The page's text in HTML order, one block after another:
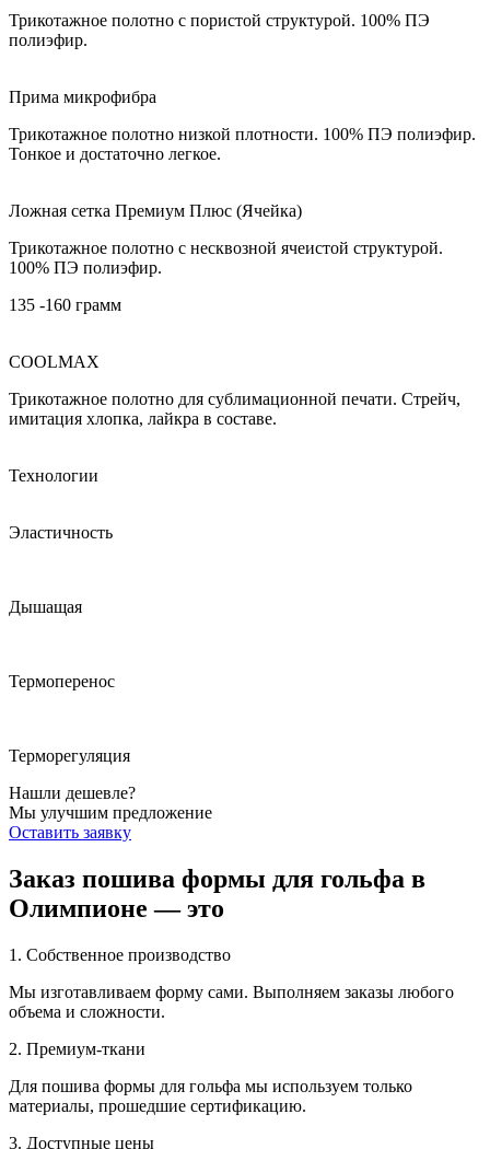
Трикотажное полотно с пористой структурой. 100% ПЭ
полиэфир.
Прима микрофибра
Трикотажное полотно низкой плотности. 100% ПЭ полиэфир.
Тонкое и достаточно легкое.
Ложная сетка Премиум Плюс (Ячейка)
Трикотажное полотно с несквозной ячеистой структурой.
100% ПЭ полиэфир.
135 -160 грамм
COOLMAX
Трикотажное полотно для сублимационной печати. Стрейч,
имитация хлопка, лайкра в составе.
Технологии
Эластичность
Дышащая
Термоперенос
Терморегуляция
Нашли дешевле?
Мы улучшим предложение
Оставить заявку
Заказ пошива формы для гольфа в
Олимпионе — это
1. Собственное производство
Мы изготавливаем форму сами. Выполняем заказы любого
объема и сложности.
2. Премиум-ткани
Для пошива формы для гольфа мы используем только
материалы, прошедшие сертификацию.
3. Доступные цены